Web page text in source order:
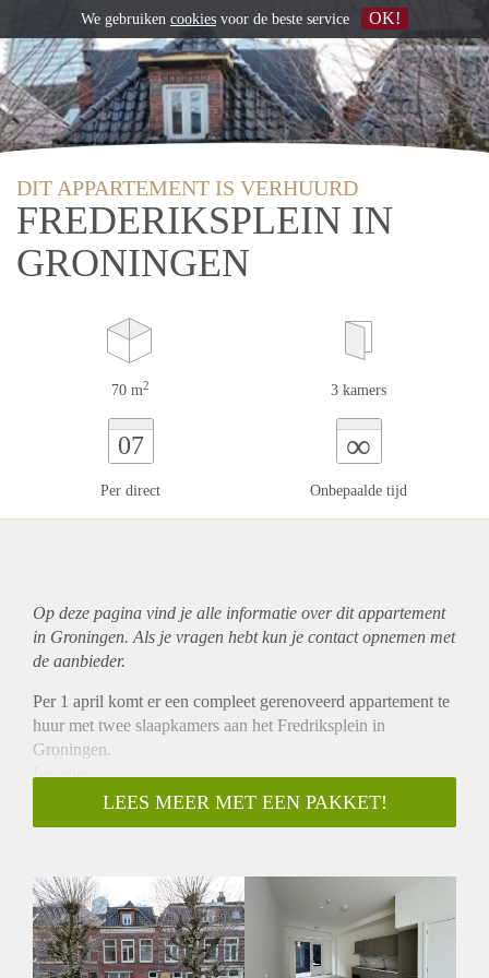
DIT APPARTEMENT IS VERHUURD
FREDERIKSPLEIN IN
GRONINGEN
70 m2 3 kamers
07
Per direct
∞
Onbepaalde tijd
Op deze pagina vind je alle informatie over ditappartement
in Groningen. Als je vragen hebt kun je contact opnemen met
de aanbieder.
Per 1 april komt er een compleet gerenoveerd appartement te
huur met twee slaapkamers aan het Fredriksplein in
Groningen.
Locatie:
Het appartement is gelegen in de gezellige Oosterpoortbuurt
in Groningen, een levendige wijk met diverse winkels,
een Plus-supermarkt op korte afstand van de woning.
Bovendien ligt het stadscentrum op slechts enkele minuten
fietsen, waardoor alle faciliteiten binnen handbereik zijn.
Indeling en voorzieningen:
LEES MEER MET EEN PAKKET!
We gebruiken cookies voor de beste service OK!